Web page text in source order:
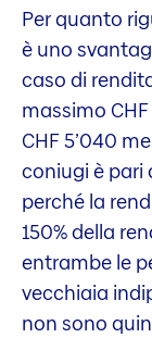
Per quanto
è uno
caso di
massimo
CHF 5’040
coniugi è pari
perché la
150% della
entrambe le
vecchiaia
non sono